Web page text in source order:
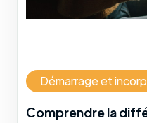
Démarrage et
Comprendre la